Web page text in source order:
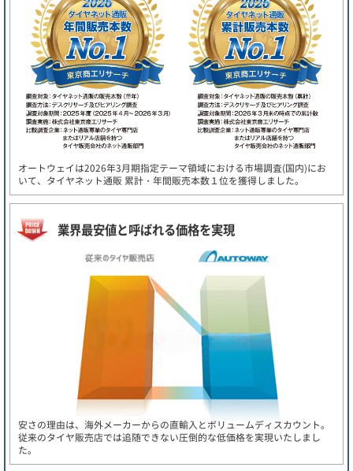
オートウェイは2026年3月期指定テーマ領域における市場調査(国内)にお
いて、タイヤネット通販 累計・年間販売本数１位を獲得しました。
業界最安値と呼ばれる価格を実現
安さの理由は、海外メーカーからの直輸入とボリュームディスカウント。
従来のタイヤ販売店では追随できない圧倒的な低価格を実現いたしまし
た。